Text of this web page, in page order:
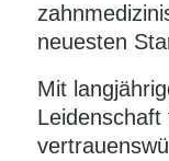
neuesten
Mit